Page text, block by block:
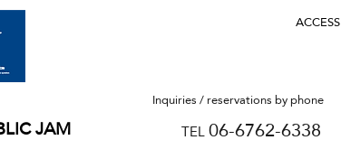
JAM
ACCESS
Inquiries / reservations by phone
TEL06-6762-6338